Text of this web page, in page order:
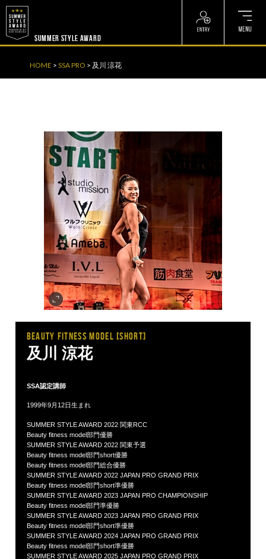
SUMMER STYLE AWARD
HOME > SSA PRO > 及川 涼花
BEAUTY FITNESS MODEL [short]
及川 涼花
SSA認定講師
1999年9月12日生まれ
SUMMER STYLE AWARD 2022 関東RCC
Beauty fitness model部門優勝
SUMMER STYLE AWARD 2022 関東予選
Beauty fitness model部門short優勝
Beauty fitness model部門総合優勝
SUMMER STYLE AWARD 2022 JAPAN PRO GRAND PRIX
Beauty fitness model部門short準優勝
SUMMER STYLE AWARD 2023 JAPAN PRO CHAMPIONSHIP
Beauty fitness model部門準優勝
SUMMER STYLE AWARD 2023 JAPAN PRO GRAND PRIX
Beauty fitness model部門short準優勝
SUMMER STYLE AWARD 2024 JAPAN PRO GRAND PRIX
Beauty fitness model部門short準優勝
SUMMER STYLE AWARD 2025 JAPAN PRO GRAND PRIX